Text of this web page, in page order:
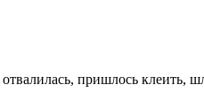
пришлось клеить,